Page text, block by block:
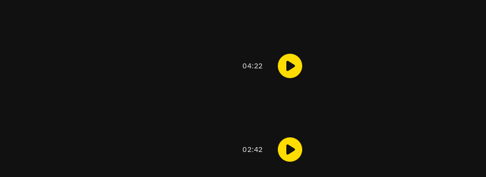
04:22
02:42